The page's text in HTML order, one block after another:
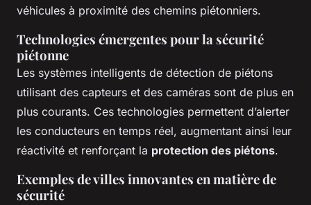
véhicules à proximité des chemins piétonniers.
Technologies émergentes pour la sécurité
piétonne
Les systèmes intelligents de détection de piétons
utilisant des capteurs et des caméras sont de plus en
plus courants. Ces technologies permettent d’alerter
les conducteurs en temps réel, augmentant ainsi leur
réactivité et renforçant la protection des piétons.
Exemples de villes innovantes en matière de
sécurité